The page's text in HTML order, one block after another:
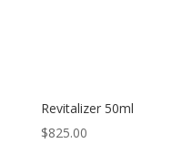
Revitalizer 50ml
$825.00